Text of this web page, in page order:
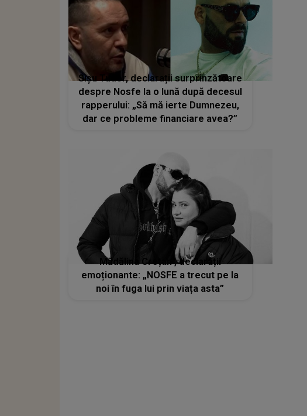
Sișu Tudor, declarații surprinzătoare
despre Nosfe la o lună după decesul
rapperului: „Să mă ierte Dumnezeu,
dar ce probleme financiare avea?”
Mădălina Crețan , declarații
emoționante: „NOSFE a trecut pe la
noi în fuga lui prin viața asta”